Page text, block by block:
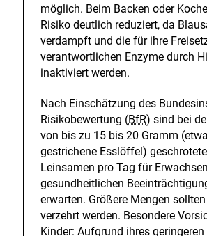
möglich. Beim Backen oder
Risiko deutlich reduziert, da
verdampft und die für ihre
verantwortlichen Enzyme durch
inaktiviert werden.
Nach Einschätzung des
Risikobewertung (BfR) sind bei
von bis zu 15 bis 20 Gramm
gestrichene Esslöffel)
Leinsamen pro Tag für
gesundheitlichen
erwarten. Größere Mengen
verzehrt werden. Besondere
Kinder: Aufgrund ihres geringeren